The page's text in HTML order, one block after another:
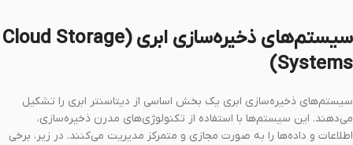
سیستم‌های ذخیره‌سازی ابری (Cloud Storage
Systems)
سیستم‌های ذخیره‌سازی ابری یک بخش اساسی از دیتاسنتر ابری را تشکیل
می‌دهند. این سیستم‌ها با استفاده از تکنولوژی‌های مدرن ذخیره‌سازی،
اطلاعات و داده‌ها را به صورت مجازی و متمرکز مدیریت می‌کنند. در زیر، برخی